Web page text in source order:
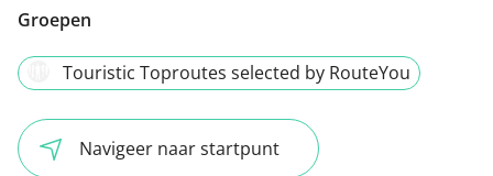
Groepen
Touristic Toproutes selected by RouteYou
Navigeer naar startpunt